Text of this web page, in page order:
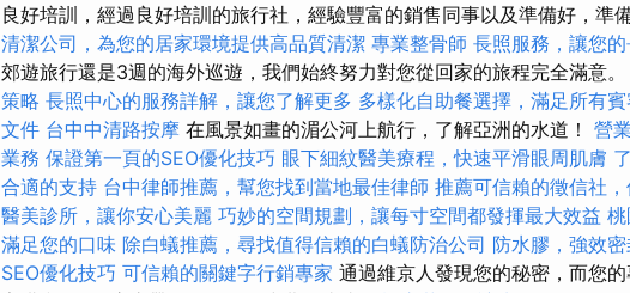
良好培訓，經過良好培訓的旅行社，經驗豐富的銷售同事以及準備好，準
清潔公司，為您的居家環境提供高品質清潔 專業整骨師 長照服務，讓您
郊遊旅行還是3週的海外巡遊，我們始終努力對您從回家的旅程完全滿意。
策略 長照中心的服務詳解，讓您了解更多 多樣化自助餐選擇，滿足所有
文件 台中中清路按摩 在風景如畫的湄公河上航行，了解亞洲的水道！ 營
業務 保證第一頁的SEO優化技巧 眼下細紋醫美療程，快速平滑眼周肌膚
合適的支持 台中律師推薦，幫您找到當地最佳律師 推薦可信賴的徵信社
醫美診所，讓你安心美麗 巧妙的空間規劃，讓每寸空間都發揮最大效益
滿足您的口味 除白蟻推薦，尋找值得信賴的白蟻防治公司 防水膠，強效
SEO優化技巧 可信賴的關鍵字行銷專家 通過維京人發現您的秘密，而您